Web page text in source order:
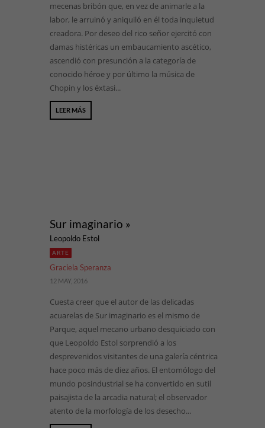
mecenas bribón que, en vez de animarle a la
labor, le arruinó y aniquiló en él toda inquietud
creadora. Por deseo del rico señor ejercitó con
damas histéricas un embaucamiento ascético,
ascendió con presunción a la categoría de
conocido héroe y por último la música de
Chopin y los éxtasi...
LEER MÁS
Sur imaginario »
Leopoldo Estol
ARTE
Graciela Speranza
12 MAY, 2016
Cuesta creer que el autor de las delicadas
acuarelas de Sur imaginario es el mismo de
Parque, aquel mecano urbano desquiciado con
que Leopoldo Estol sorprendió a los
desprevenidos visitantes de una galería céntrica
hace poco más de diez años. El entomólogo del
mundo posindustrial se ha convertido en sutil
paisajista de la arcadia natural; el observador
atento de la morfología de los desecho...